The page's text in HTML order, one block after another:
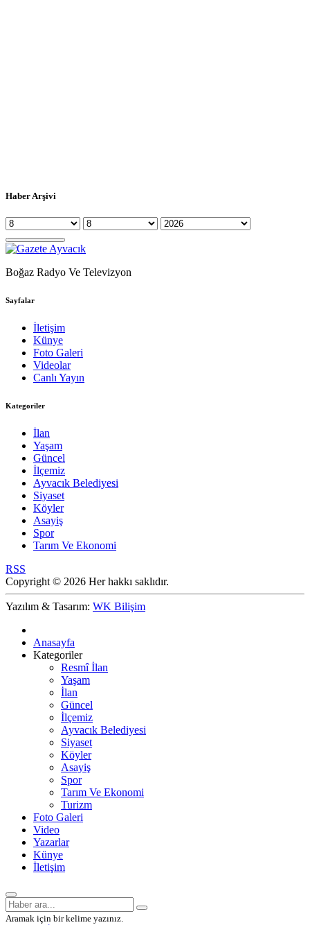
Haber Arşivi
Boğaz Radyo Ve Televizyon
Sayfalar
İletişim
Künye
Foto Galeri
Videolar
Canlı Yayın
Kategoriler
İlan
Yaşam
Güncel
İlçemiz
Ayvacık Belediyesi
Siyaset
Köyler
Asayiş
Spor
Tarım Ve Ekonomi
RSS
Copyright © 2026 Her hakkı saklıdır.
Yazılım & Tasarım: WK Bilişim
Anasayfa
Kategoriler
Resmî İlan
Yaşam
İlan
Güncel
İlçemiz
Ayvacık Belediyesi
Siyaset
Köyler
Asayiş
Spor
Tarım Ve Ekonomi
Turizm
Foto Galeri
Video
Yazarlar
Künye
İletişim
Aramak için bir kelime yazınız.